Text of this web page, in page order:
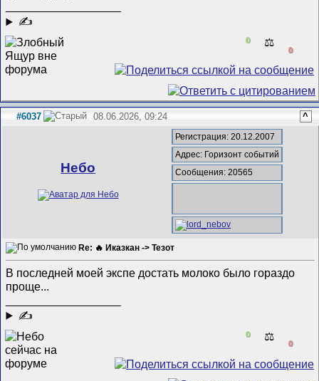
✍
0 ⚖️
0
#6037 08.06.2026, 09:24 ^
Небо
Регистрация: 20.12.2007
Адрес: Горизонт событий
Сообщения: 20565
Re: 🔥 Иказкан -> Тезот
В последней моей экспе достать молоко было гораздо
проще...
✍
0 ⚖️
0